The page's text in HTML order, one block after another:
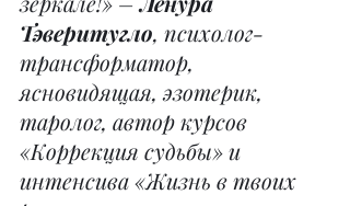
Тэверитугло, психолог-
трансформатор,
ясновидящая, эзотерик,
таролог, автор курсов
«Коррекция судьбы» и
интенсива «Жизнь в твоих